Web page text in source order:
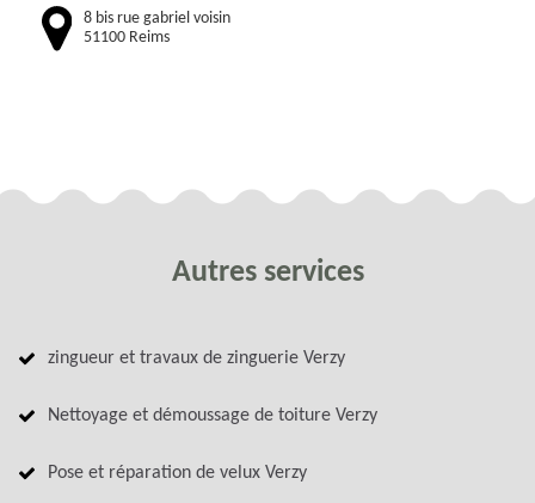
8 bis rue gabriel voisin
51100 Reims
Autres services
zingueur et travaux de zinguerie Verzy
Nettoyage et démoussage de toiture Verzy
Pose et réparation de velux Verzy